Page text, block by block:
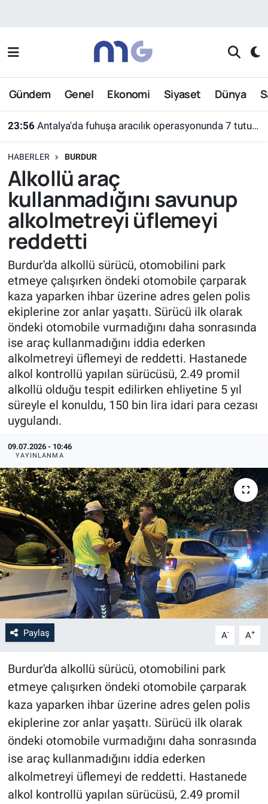
Gündem Genel Ekonomi Siyaset Dünya
23:56 Antalya'da fuhuşa aracılık operasyonunda 7 tutuklama
HABERLER BURDUR
Alkollü araç
kullanmadığını savunup
alkolmetreyi üflemeyi
reddetti
Burdur'da alkollü sürücü, otomobilini park
etmeye çalışırken öndeki otomobile çarparak
kaza yaparken ihbar üzerine adres gelen polis
ekiplerine zor anlar yaşattı. Sürücü ilk olarak
öndeki otomobile vurmadığını daha sonrasında
ise araç kullanmadığını iddia ederken
alkolmetreyi üflemeyi de reddetti. Hastanede
alkol kontrollü yapılan sürücüsü, 2.49 promil
alkollü olduğu tespit edilirken ehliyetine 5 yıl
süreyle el konuldu, 150 bin lira idari para cezası
uygulandı.
09.07.2026 - 10:46
YAYINLANMA
Paylaş A- A+
Burdur'da alkollü sürücü, otomobilini park
etmeye çalışırken öndeki otomobile çarparak
kaza yaparken ihbar üzerine adres gelen polis
ekiplerine zor anlar yaşattı. Sürücü ilk olarak
öndeki otomobile vurmadığını daha sonrasında
ise araç kullanmadığını iddia ederken
alkolmetreyi üflemeyi de reddetti. Hastanede
alkol kontrollü yapılan sürücüsü, 2.49 promil
Nöbetçi Eczaneler
Hava Durumu
Süper Lig Puan Durumu ve Fikstür
Tüm Manşetler
Son Dakika Haberleri
Haber Arşivi